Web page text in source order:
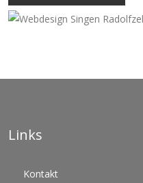
Links
Kontakt